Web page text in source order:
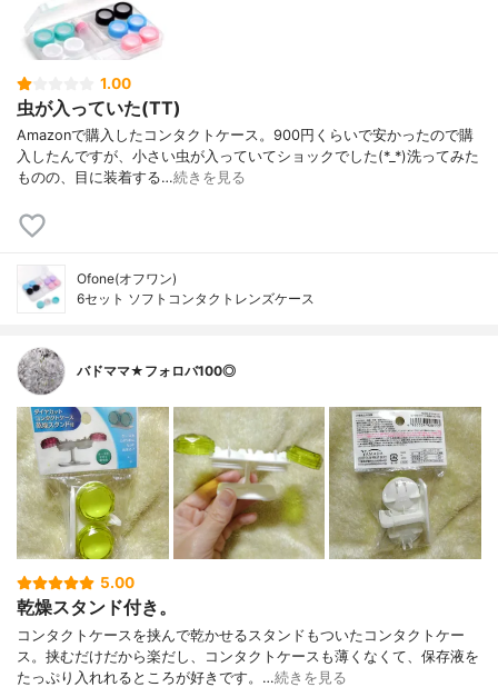
1.00
虫が入っていた(TT)
Amazonで購入したコンタクトケース。900円くらいで安かったので購
入したんですが、小さい虫が入っていてショックでした(*_*)洗ってみた
ものの、目に装着する…続きを見る
Ofone(オフワン)
6セット ソフトコンタクトレンズケース
バドママ★フォロバ100◎
5.00
乾燥スタンド付き。
コンタクトケースを挟んで乾かせるスタンドもついたコンタクトケー
ス。挟むだけだから楽だし、コンタクトケースも薄くなくて、保存液を
たっぷり入れれるところが好きです。…続きを見る